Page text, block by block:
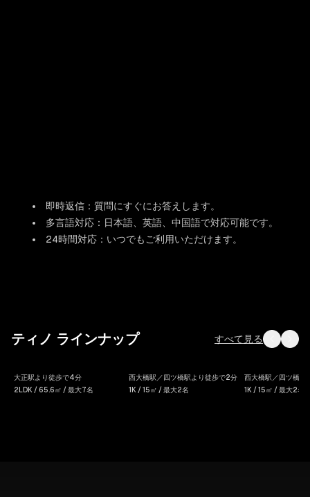
即時返信：質問にすぐにお答えします。
多言語対応：日本語、英語、中国語で対応可能です。
24時間対応：いつでもご利用いただけます。
ティノ ラインナップ すべて見る
Tino Mizuki
大正駅より徒歩で4分
2LDK / 65.6㎡ / 最大7名
Tino Anastasia
#101
西大橋駅／四ツ橋駅より徒歩で2分
1K / 15㎡ / 最大2名
Tino
#205
西大橋駅／四ツ橋駅
1K / 15㎡ / 最大2名